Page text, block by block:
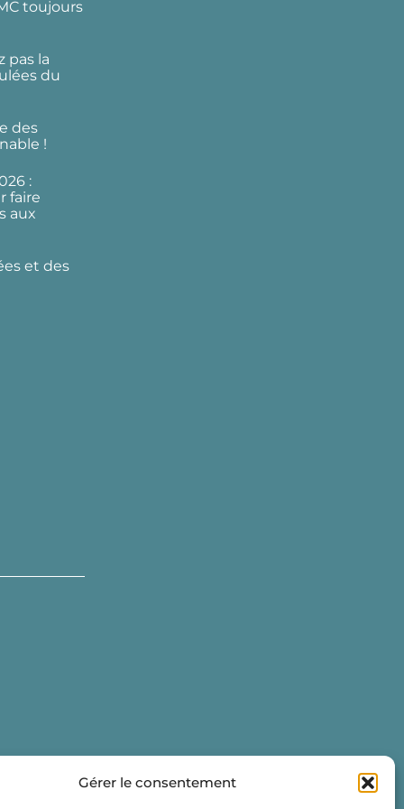
Gérer le consentement
toujours
pas la
du
des
!
:
faire
aux
et des